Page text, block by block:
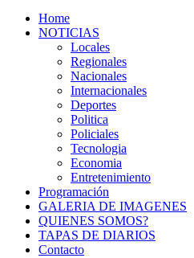
Home
NOTICIAS
Locales
Regionales
Nacionales
Internacionales
Deportes
Politica
Policiales
Tecnologia
Economia
Entretenimiento
Programación
GALERIA DE IMAGENES
QUIENES SOMOS?
TAPAS DE DIARIOS
Contacto